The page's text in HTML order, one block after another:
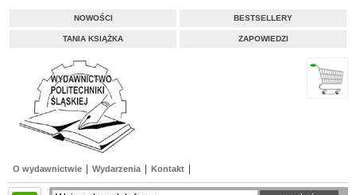
NOWOŚCI BESTSELLERY
TANIA KSIĄŻKA ZAPOWIEDZI
O wydawnictwie Wydarzenia Kontakt